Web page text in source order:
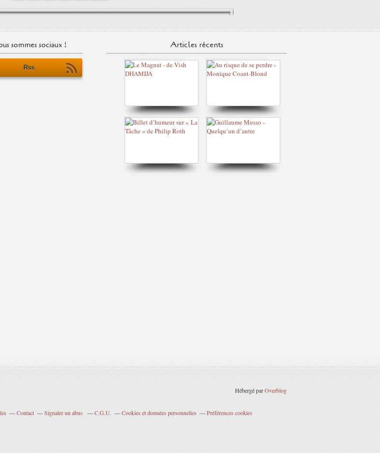
sommes sociaux !
Rss
Articles récents
Hébergé parOverblog
Contact Signaler un abus C.G.U. Cookies et données personnelles Préférences cookies